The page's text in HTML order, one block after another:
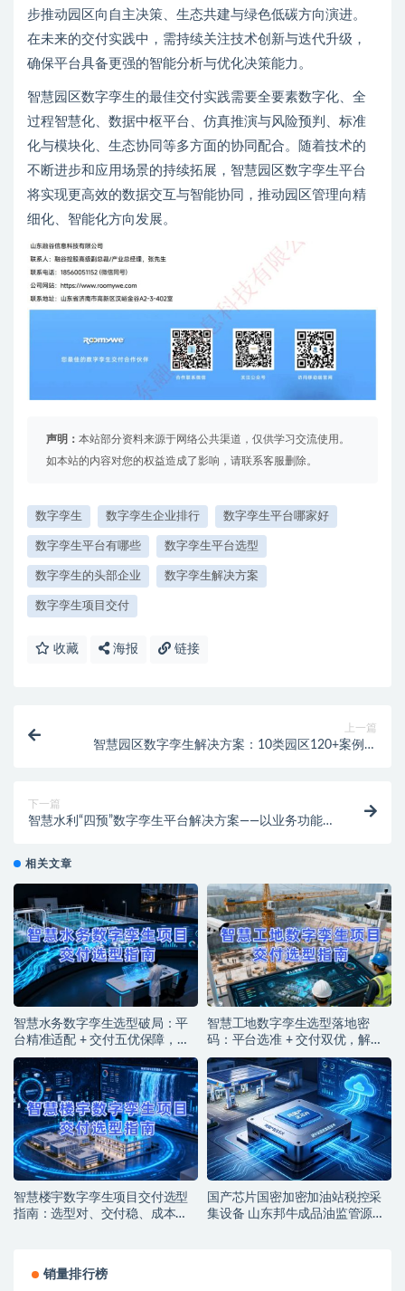
步推动园区向自主决策、生态共建与绿色低碳方向演进。
在未来的交付实践中，需持续关注技术创新与迭代升级，
确保平台具备更强的智能分析与优化决策能力。
智慧园区数字孪生的最佳交付实践需要全要素数字化、全
过程智慧化、数据中枢平台、仿真推演与风险预判、标准
化与模块化、生态协同等多方面的协同配合。随着技术的
不断进步和应用场景的持续拓展，智慧园区数字孪生平台
将实现更高效的数据交互与智能协同，推动园区管理向精
细化、智能化方向发展。
声明： 本站部分资料来源于网络公共渠道，仅供学习交流使用。
如本站的内容对您的权益造成了影响，请联系客服删除。
数字孪生 数字孪生企业排行 数字孪生平台哪家好
数字孪生平台有哪些 数字孪生平台选型
数字孪生的头部企业 数字孪生解决方案
数字孪生项目交付
收藏 海报 链接
上一篇
智慧园区数字孪生解决方案：10类园区120+案例，
下一篇
智慧水利“四预”数字孪生平台解决方案——以业务功能为
相关文章
智慧水务数字孪生选型破局：平
台精准适配 + 交付五优保障，筑
牢水务智能运营基石
智慧工地数字孪生选型落地密
码：平台选准 + 交付双优，解锁
智能建造实效
智慧楼宇数字孪生项目交付选型
指南：选型对、交付稳、成本
国产芯片国密加密加油站税控采
集设备 山东邦牛成品油监管源头
销量排行榜